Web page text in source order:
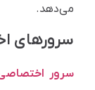
می‌دهد.
سرورهای
سرور اختصاصی